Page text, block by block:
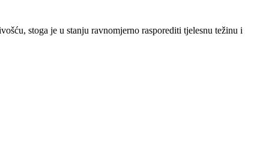
stoga je u stanju ravnomjerno rasporediti tjelesnu težinu i